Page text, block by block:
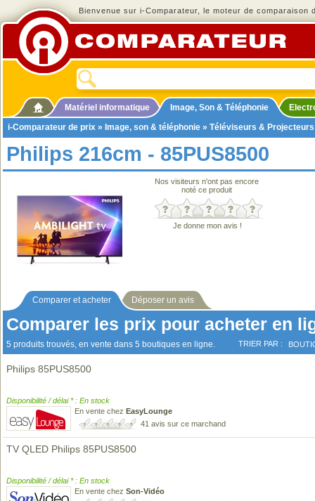
Bienvenue sur i-Comparateur, le moteur de comparaison
Matériel informatique Image, Son & Téléphonie
i-Comparateur de prix » Image, son & téléphonie » Téléviseurs & Projecteurs
Philips 216cm - 85PUS8500
Nos visiteurs n'ont pas encore
noté ce produit
Je donne mon avis !
Comparer et acheter Déposer un avis
Comparer les prix pour acheter en
5 produits trouvés, en vente dans 5 boutiques en ligne. TRIER PAR :
Philips 85PUS8500
Disponibilité / délai * : En stock
En vente chez EasyLounge
41 avis sur ce marchand
TV QLED Philips 85PUS8500
Disponibilité / délai * : En stock
En vente chez Son-Vidéo